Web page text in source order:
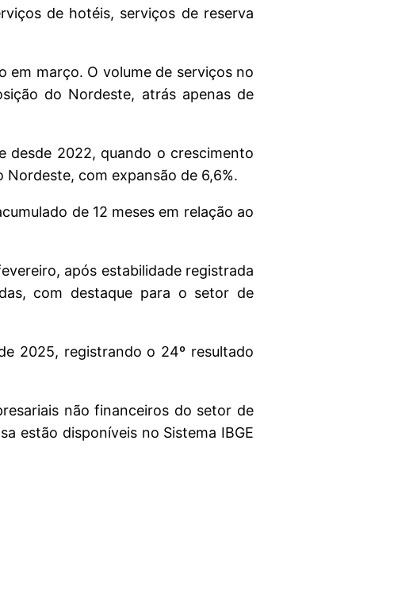
de hotéis, serviços de reserva
em março. O volume de serviços no
do Nordeste, atrás apenas de
desde 2022, quando o crescimento
com expansão de 6,6%.
de 12 meses em relação ao
após estabilidade registrada
com destaque para o setor de
2025, registrando o 24º resultado
não financeiros do setor de
estão disponíveis no Sistema IBGE